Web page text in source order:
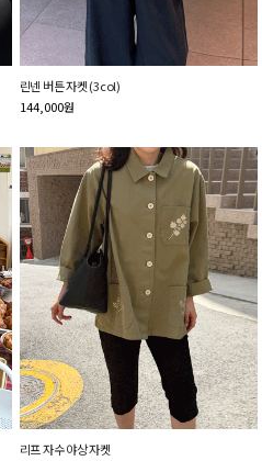
린넨 버튼 자켓 (3col)
144,000원
리프 자수 야상 자켓